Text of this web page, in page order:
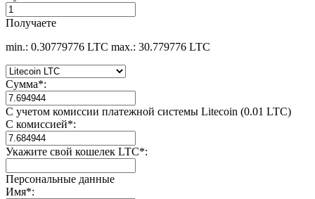
Получаете
min.: 0.30779776 LTC max.: 30.779776 LTC
Сумма*:
С учетом комиссии платежной системы Litecoin (0.01 LTC)
С комиссией*:
Укажите свой кошелек LTC*:
Персональные данные
Имя*: